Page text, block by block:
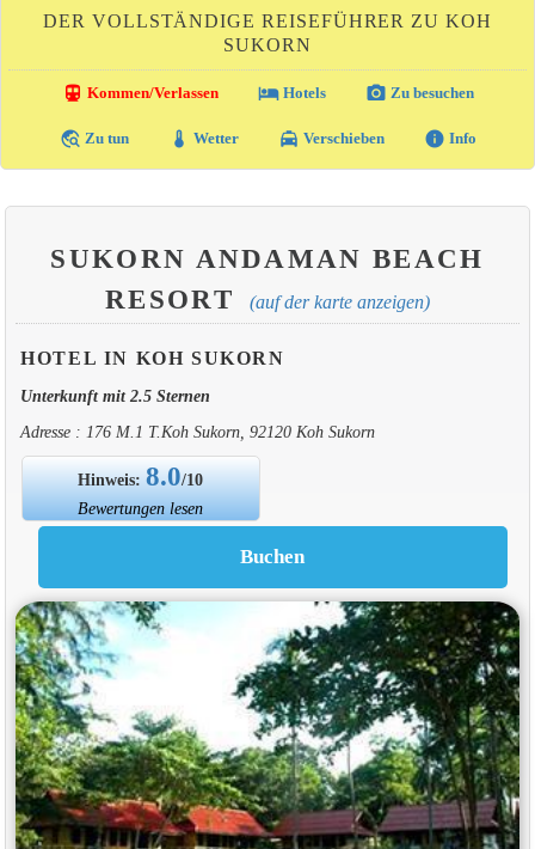
DER VOLLSTÄNDIGE REISEFÜHRER ZU KOH
SUKORN
directions_transit Kommen/Verlassen local_hotelHotels photo_camera Zu besuchen
travel_explore Zu tun thermostat Wetter local_taxi Verschieben info Info
SUKORN ANDAMAN BEACH
RESORT
(auf der karte anzeigen)
HOTEL IN KOH SUKORN
Unterkunft mit 2.5 Sternen
Adresse : 176 M.1 T.Koh Sukorn, 92120 Koh Sukorn
Hinweis:8.0/10
Bewertungen lesen